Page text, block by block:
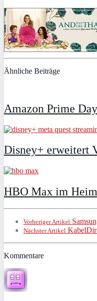
Ähnliche Beiträge
Amazon Prime
Disney+ erweitert
HBO Max im
Vorheriger Artikel
Nächster Artikel
Kommentare